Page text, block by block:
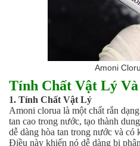
Bổ sung khoáng chất
Bổ gan và giải độc gan
Phòng và trị bệnh
Bổ sung dinh dưỡng tăng trọng
Hấp thụ khí độc Yucca
Amoni
Tính Chất Vật Lý
1. Tính Chất Vật Lý
Amoni clorua là một chất rắn
tan cao trong nước, tạo thành
dễ dàng hòa tan trong nước và
Điều này khiến nó dễ dàng bị